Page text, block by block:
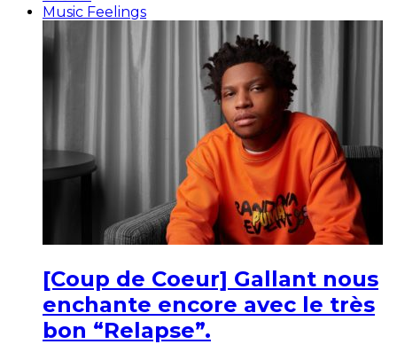
Music Feelings
[Coup de Coeur] Gallant nous
enchante encore avec le très
bon “Relapse”.